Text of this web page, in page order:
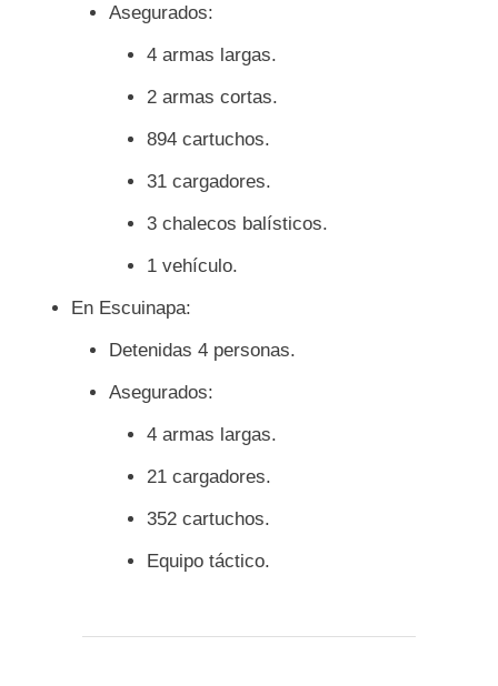
Asegurados:
4 armas largas.
2 armas cortas.
894 cartuchos.
31 cargadores.
3 chalecos balísticos.
1 vehículo.
En Escuinapa:
Detenidas 4 personas.
Asegurados:
4 armas largas.
21 cargadores.
352 cartuchos.
Equipo táctico.